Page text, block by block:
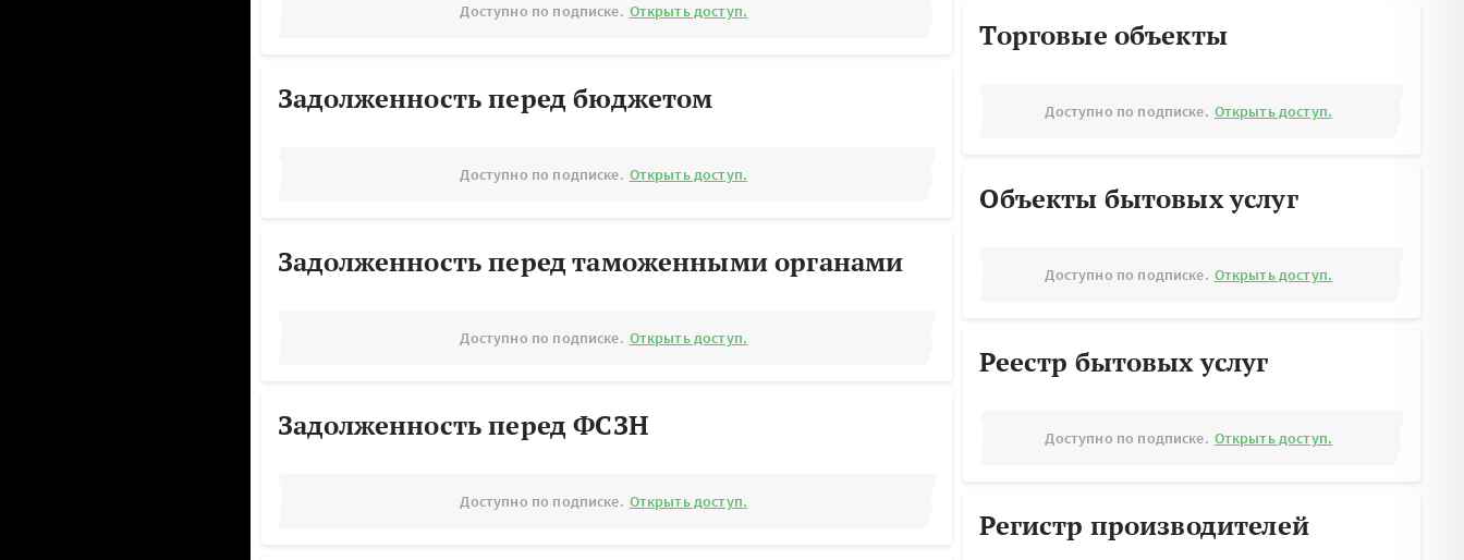
Доступно по подписке. Открыть доступ.
Задолженность перед бюджетом
Доступно по подписке. Открыть доступ.
Задолженность перед таможенными органами
Доступно по подписке. Открыть доступ.
Задолженность перед ФСЗН
Доступно по подписке. Открыть доступ.
Торговые объекты
Доступно по подписке. Открыть доступ.
Объекты бытовых услуг
Доступно по подписке. Открыть доступ.
Реестр бытовых услуг
Доступно по подписке. Открыть доступ.
Регистр производителей